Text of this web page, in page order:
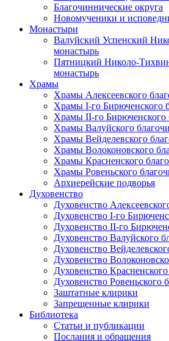
Благочиннические округа
Новомученики и
Монастыри
Валуйский Успенский
монастырь
Пятницкий Николо-
монастырь
Храмы
Храмы Алексеевского
Храмы I-го Бирюченского
Храмы II-го Бирюченского
Храмы Валуйского
Храмы Вейделевского
Храмы Волоконовского
Храмы Красненского
Храмы Ровеньского
Архиерейские подворья
Духовенство
Духовенство
Духовенство I-го
Духовенство II-го
Духовенство Валуйского
Духовенство
Духовенство
Духовенство
Духовенство Ровеньского
Заштатные клирики
Запрещенные клирики
Библиотека
Статьи и публикации
Послания и обращения